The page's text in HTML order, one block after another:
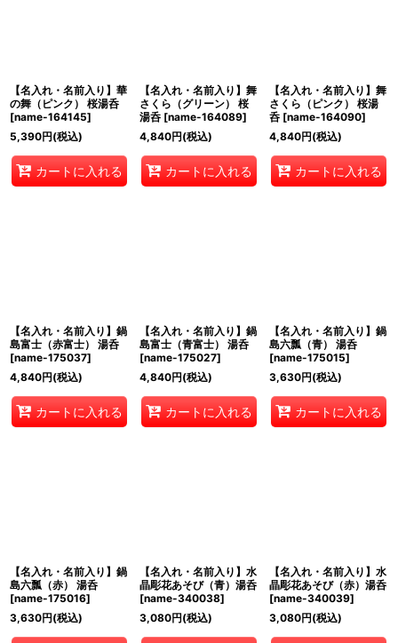
【名入れ・名前入り】華
の舞（ピンク） 桜湯呑
[name-164145]
5,390円(税込)
カートに入れる
【名入れ・名前入り】舞
さくら（グリーン） 桜
湯呑 [name-164089]
4,840円(税込)
カートに入れる
【名入れ・名前入り】舞
さくら（ピンク） 桜湯
呑 [name-164090]
4,840円(税込)
カートに入れる
【名入れ・名前入り】鍋
島富士（赤富士） 湯呑
[name-175037]
4,840円(税込)
カートに入れる
【名入れ・名前入り】鍋
島富士（青富士） 湯呑
[name-175027]
4,840円(税込)
カートに入れる
【名入れ・名前入り】鍋
島六瓢（青） 湯呑
[name-175015]
3,630円(税込)
カートに入れる
【名入れ・名前入り】鍋
島六瓢（赤） 湯呑
[name-175016]
3,630円(税込)
【名入れ・名前入り】水
晶彫花あそび（青）湯呑
[name-340038]
3,080円(税込)
【名入れ・名前入り】水
晶彫花あそび（赤）湯呑
[name-340039]
3,080円(税込)